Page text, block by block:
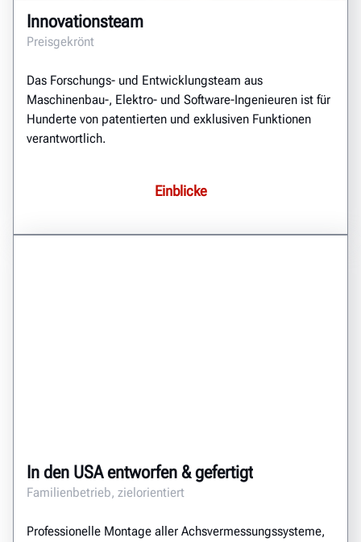
Innovationsteam
Preisgekrönt
Das Forschungs- und Entwicklungsteam aus
Maschinenbau-, Elektro- und Software-Ingenieuren ist für
Hunderte von patentierten und exklusiven Funktionen
verantwortlich.
Einblicke
In den USA entworfen & gefertigt
Familienbetrieb, zielorientiert
Professionelle Montage aller Achsvermessungssysteme,